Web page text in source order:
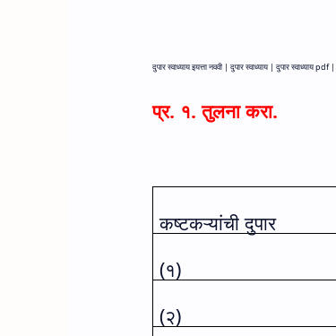
दुपार स्वाध्याय इयत्ता नववी | दुपार स्वाध्याय | दुपार स्वाध्यायpdf |
प्र. १. तुलना करा.
कष्टकऱ्यांची दुपार
(१)
(२)